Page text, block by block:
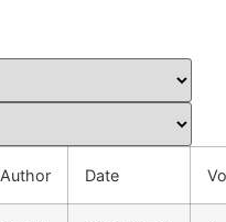
Author Date